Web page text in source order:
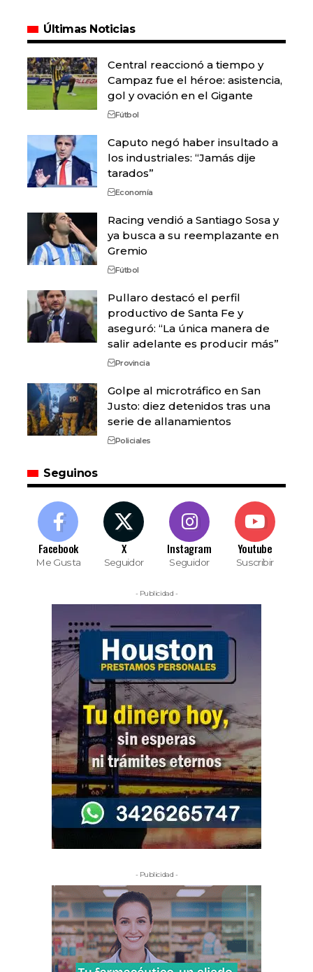
Últimas Noticias
Central reaccionó a tiempo y
Campaz fue el héroe: asistencia,
gol y ovación en el Gigante
Fútbol
Caputo negó haber insultado a
los industriales: “Jamás dije
tarados”
Economía
Racing vendió a Santiago Sosa y
ya busca a su reemplazante en
Gremio
Fútbol
Pullaro destacó el perfil
productivo de Santa Fe y
aseguró: “La única manera de
salir adelante es producir más”
Provincia
Golpe al microtráfico en San
Justo: diez detenidos tras una
serie de allanamientos
Policiales
Seguinos
Facebook
Me Gusta
X
Seguidor
Instagram
Seguidor
Youtube
Suscribir
- Publicidad -
- Publicidad -